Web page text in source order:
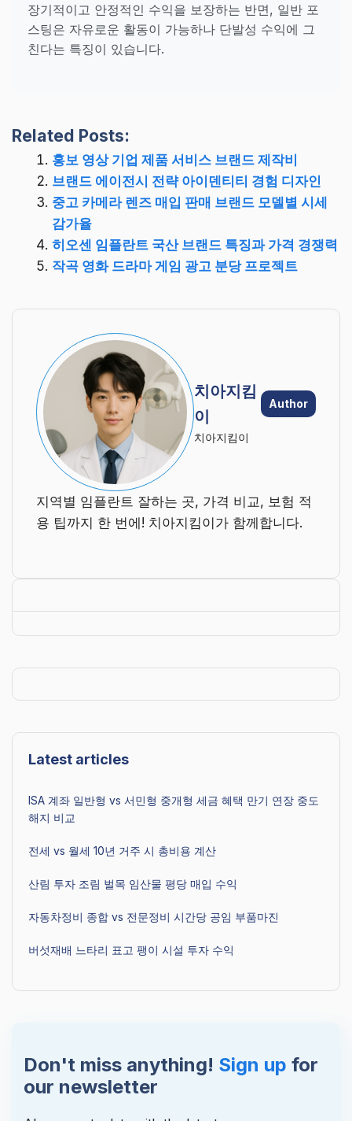
장기적이고 안정적인 수익을 보장하는 반면, 일반 포
스팅은 자유로운 활동이 가능하나 단발성 수익에 그
친다는 특징이 있습니다.
Related Posts:
홍보 영상 기업 제품 서비스 브랜드 제작비
브랜드 에이전시 전략 아이덴티티 경험 디자인
중고 카메라 렌즈 매입 판매 브랜드 모델별 시세
감가율
히오센 임플란트 국산 브랜드 특징과 가격 경쟁력
작곡 영화 드라마 게임 광고 분당 프로젝트
치아지킴
이
Author
치아지킴이
지역별 임플란트 잘하는 곳, 가격 비교, 보험 적
용 팁까지 한 번에! 치아지킴이가 함께합니다.
Latest articles
ISA 계좌 일반형 vs 서민형 중개형 세금 혜택 만기 연장 중도
해지 비교
전세 vs 월세 10년 거주 시 총비용 계산
산림 투자 조림 벌목 임산물 평당 매입 수익
자동차정비 종합 vs 전문정비 시간당 공임 부품마진
버섯재배 느타리 표고 팽이 시설 투자 수익
Don't miss anything! Sign up for
our newsletter